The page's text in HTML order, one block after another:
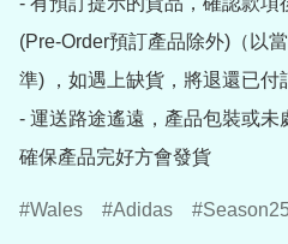
(Pre-Order預訂產品除外)（以
準) ，如遇上缺貨，將退還已付
- 運送路途遙遠，產品包裝或未
確保產品完好方會發貨
Wales Adidas